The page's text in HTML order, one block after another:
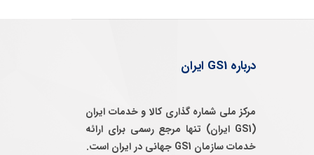
درباره GS1 ایران
مرکز ملی شماره گذاری کالا و خدمات ایران
(GS1 ایران) تنها مرجع رسمی برای ارائه
خدمات سازمان GS1 جهانی در ایران است.